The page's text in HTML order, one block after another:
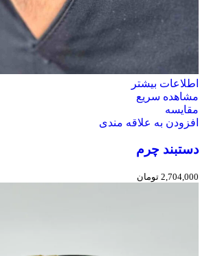
اطلاعات بیشتر
مشاهده سریع
مقایسه
افزودن به علاقه مندی
دستبند چرم
2,704,000 تومان